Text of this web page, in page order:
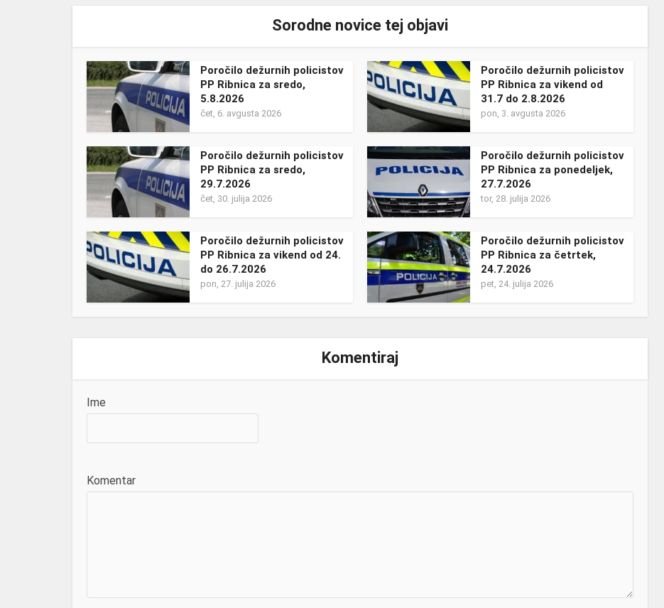
Sorodne novice tej objavi
Poročilo dežurnih policistov
PP Ribnica za sredo,
5.8.2026
čet, 6. avgusta 2026
Poročilo dežurnih policistov
PP Ribnica za vikend od
31.7 do 2.8.2026
pon, 3. avgusta 2026
Poročilo dežurnih policistov
PP Ribnica za sredo,
29.7.2026
čet, 30. julija 2026
Poročilo dežurnih policistov
PP Ribnica za ponedeljek,
27.7.2026
tor, 28. julija 2026
Poročilo dežurnih policistov
PP Ribnica za vikend od 24.
do 26.7.2026
pon, 27. julija 2026
Poročilo dežurnih policistov
PP Ribnica za četrtek,
24.7.2026
pet, 24. julija 2026
Komentiraj
Ime
Komentar